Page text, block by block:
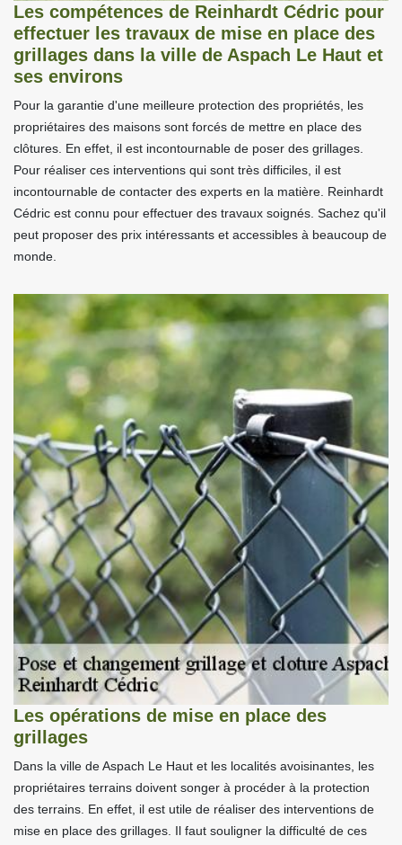
Les compétences de Reinhardt Cédric pour
effectuer les travaux de mise en place des
grillages dans la ville de Aspach Le Haut et
ses environs
Pour la garantie d'une meilleure protection des propriétés, les
propriétaires des maisons sont forcés de mettre en place des
clôtures. En effet, il est incontournable de poser des grillages.
Pour réaliser ces interventions qui sont très difficiles, il est
incontournable de contacter des experts en la matière. Reinhardt
Cédric est connu pour effectuer des travaux soignés. Sachez qu'il
peut proposer des prix intéressants et accessibles à beaucoup de
monde.
Les opérations de mise en place des
grillages
Dans la ville de Aspach Le Haut et les localités avoisinantes, les
propriétaires terrains doivent songer à procéder à la protection
des terrains. En effet, il est utile de réaliser des interventions de
mise en place des grillages. Il faut souligner la difficulté de ces